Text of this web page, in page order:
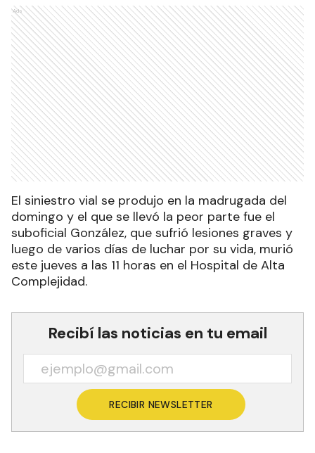
Ads
El siniestro vial se produjo en la madrugada del
domingo y el que se llevó la peor parte fue el
suboficial González, que sufrió lesiones graves y
luego de varios días de luchar por su vida, murió
este jueves a las 11 horas en el Hospital de Alta
Complejidad.
Recibí las noticias en tu email
RECIBIR NEWSLETTER